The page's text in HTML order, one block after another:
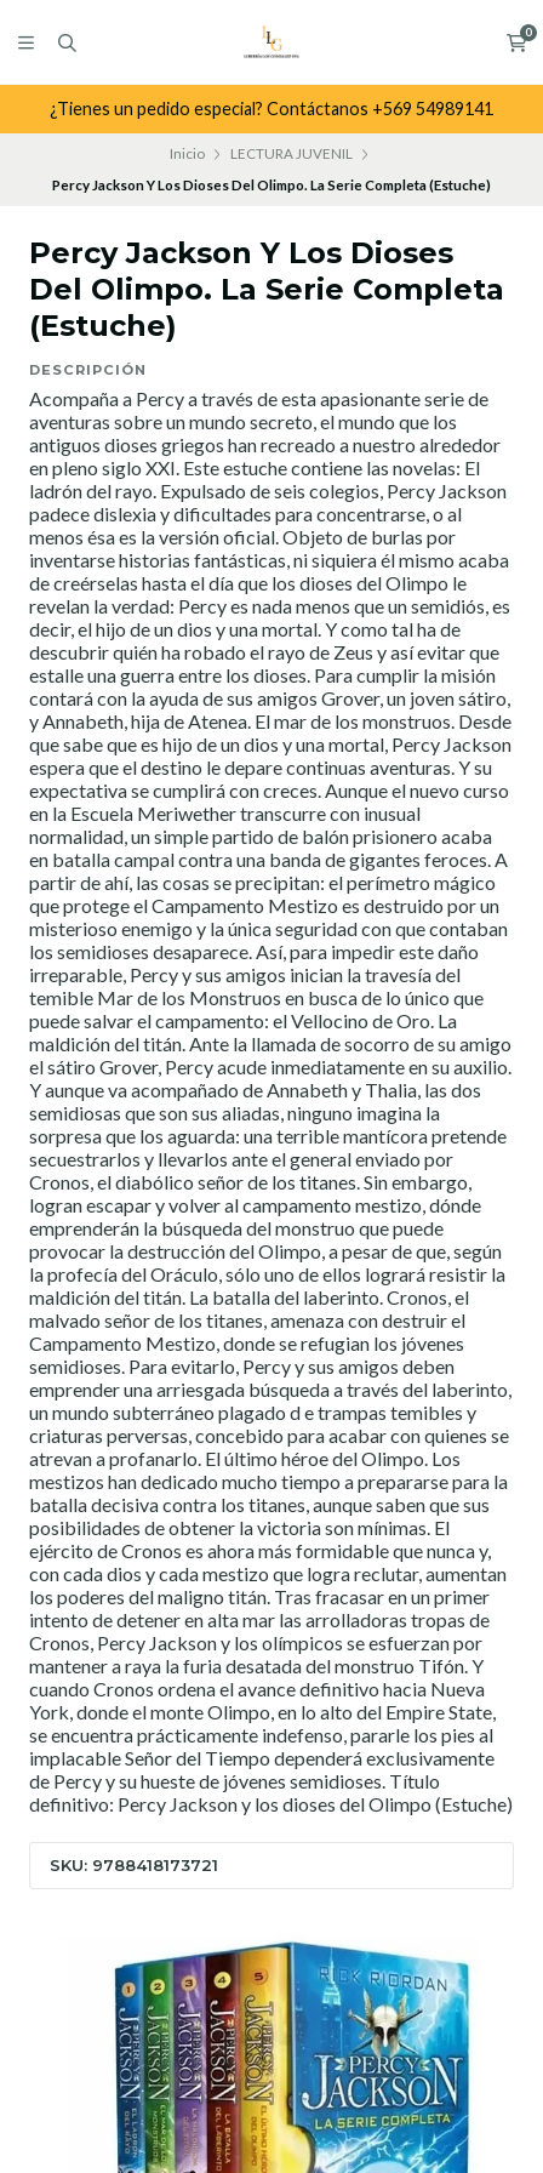
0
¿Tienes un pedido especial? Contáctanos +569 54989141
Inicio
LECTURA JUVENIL
Percy Jackson Y Los Dioses Del Olimpo. La Serie Completa (Estuche)
Percy Jackson Y Los Dioses
Del Olimpo. La Serie Completa
(Estuche)
DESCRIPCIÓN
Acompaña a Percy a través de esta apasionante serie de
aventuras sobre un mundo secreto, el mundo que los
antiguos dioses griegos han recreado a nuestro alrededor
en pleno siglo XXI. Este estuche contiene las novelas: El
ladrón del rayo. Expulsado de seis colegios, Percy Jackson
padece dislexia y dificultades para concentrarse, o al
menos ésa es la versión oficial. Objeto de burlas por
inventarse historias fantásticas, ni siquiera él mismo acaba
de creérselas hasta el día que los dioses del Olimpo le
revelan la verdad: Percy es nada menos que un semidiós, es
decir, el hijo de un dios y una mortal. Y como tal ha de
descubrir quién ha robado el rayo de Zeus y así evitar que
estalle una guerra entre los dioses. Para cumplir la misión
contará con la ayuda de sus amigos Grover, un joven sátiro,
y Annabeth, hija de Atenea. El mar de los monstruos. Desde
que sabe que es hijo de un dios y una mortal, Percy Jackson
espera que el destino le depare continuas aventuras. Y su
expectativa se cumplirá con creces. Aunque el nuevo curso
en la Escuela Meriwether transcurre con inusual
normalidad, un simple partido de balón prisionero acaba
en batalla campal contra una banda de gigantes feroces. A
partir de ahí, las cosas se precipitan: el perímetro mágico
que protege el Campamento Mestizo es destruido por un
misterioso enemigo y la única seguridad con que contaban
los semidioses desaparece. Así, para impedir este daño
irreparable, Percy y sus amigos inician la travesía del
temible Mar de los Monstruos en busca de lo único que
puede salvar el campamento: el Vellocino de Oro. La
maldición del titán. Ante la llamada de socorro de su amigo
el sátiro Grover, Percy acude inmediatamente en su auxilio.
Y aunque va acompañado de Annabeth y Thalia, las dos
semidiosas que son sus aliadas, ninguno imagina la
sorpresa que los aguarda: una terrible mantícora pretende
secuestrarlos y llevarlos ante el general enviado por
Cronos, el diabólico señor de los titanes. Sin embargo,
logran escapar y volver al campamento mestizo, dónde
emprenderán la búsqueda del monstruo que puede
provocar la destrucción del Olimpo, a pesar de que, según
la profecía del Oráculo, sólo uno de ellos logrará resistir la
maldición del titán. La batalla del laberinto. Cronos, el
malvado señor de los titanes, amenaza con destruir el
Campamento Mestizo, donde se refugian los jóvenes
semidioses. Para evitarlo, Percy y sus amigos deben
emprender una arriesgada búsqueda a través del laberinto,
un mundo subterráneo plagado d e trampas temibles y
criaturas perversas, concebido para acabar con quienes se
atrevan a profanarlo. El último héroe del Olimpo. Los
mestizos han dedicado mucho tiempo a prepararse para la
batalla decisiva contra los titanes, aunque saben que sus
posibilidades de obtener la victoria son mínimas. El
ejército de Cronos es ahora más formidable que nunca y,
con cada dios y cada mestizo que logra reclutar, aumentan
los poderes del maligno titán. Tras fracasar en un primer
intento de detener en alta mar las arrolladoras tropas de
Cronos, Percy Jackson y los olímpicos se esfuerzan por
mantener a raya la furia desatada del monstruo Tifón. Y
cuando Cronos ordena el avance definitivo hacia Nueva
York, donde el monte Olimpo, en lo alto del Empire State,
se encuentra prácticamente indefenso, pararle los pies al
implacable Señor del Tiempo dependerá exclusivamente
de Percy y su hueste de jóvenes semidioses. Título
definitivo: Percy Jackson y los dioses del Olimpo (Estuche)
SKU: 9788418173721